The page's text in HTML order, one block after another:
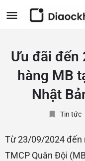
Ưu đãi đến
hàng MB
Nhật
Tin tức
Từ 23/09/2024 đến
TMCP Quân Đội